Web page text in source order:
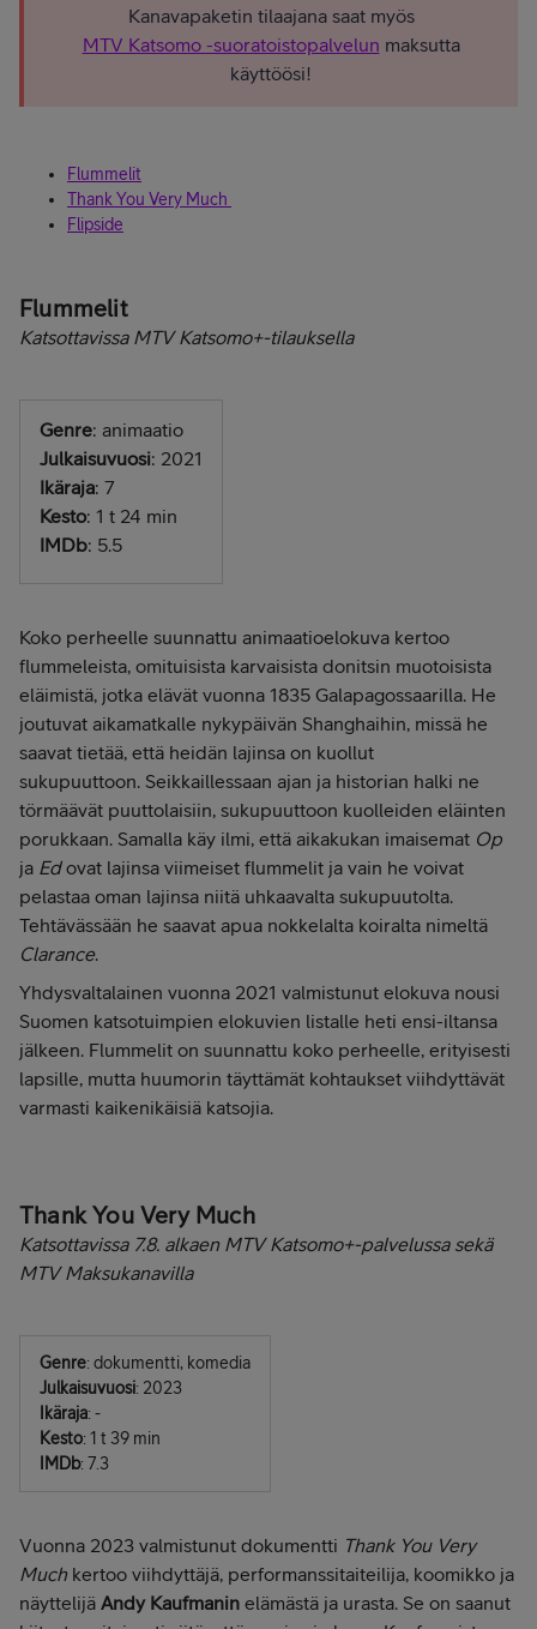
Kanavapaketin tilaajana saat myös
MTV Katsomo -suoratoistopalvelun maksutta
käyttöösi!
Flummelit
Thank You Very Much
Flipside
Flummelit
Katsottavissa MTV Katsomo+-tilauksella
Genre: animaatio
Julkaisuvuosi: 2021
Ikäraja: 7
Kesto: 1 t 24 min
IMDb: 5.5
Koko perheelle suunnattu animaatioelokuva kertoo
flummeleista, omituisista karvaisista donitsin muotoisista
eläimistä, jotka elävät vuonna 1835 Galapagossaarilla. He
joutuvat aikamatkalle nykypäivän Shanghaihin, missä he
saavat tietää, että heidän lajinsa on kuollut
sukupuuttoon. Seikkaillessaan ajan ja historian halki ne
törmäävät puuttolaisiin, sukupuuttoon kuolleiden eläinten
porukkaan. Samalla käy ilmi, että aikakukan imaisemat Op
ja Edovat lajinsa viimeiset flummelit ja vain he voivat
pelastaa oman lajinsa niitä uhkaavalta sukupuutolta.
Tehtävässään he saavat apua nokkelalta koiralta nimeltä
Clarance.
Yhdysvaltalainen vuonna 2021 valmistunut elokuva nousi
Suomen katsotuimpien elokuvien listalle heti ensi-iltansa
jälkeen. Flummelit on suunnattu koko perheelle, erityisesti
lapsille, mutta huumorin täyttämät kohtaukset viihdyttävät
varmasti kaikenikäisiä katsojia.
Thank You Very Much
Katsottavissa 7.8. alkaen MTV Katsomo+-palvelussa sekä
MTV Maksukanavilla
Genre: dokumentti, komedia
Julkaisuvuosi: 2023
Ikäraja: -
Kesto: 1 t 39 min
IMDb: 7.3
Vuonna 2023 valmistunut dokumentti Thank You Very
Muchkertoo viihdyttäjä, performanssitaiteilija, koomikko ja
näyttelijä Andy Kaufmanin elämästä ja urasta. Se on saanut